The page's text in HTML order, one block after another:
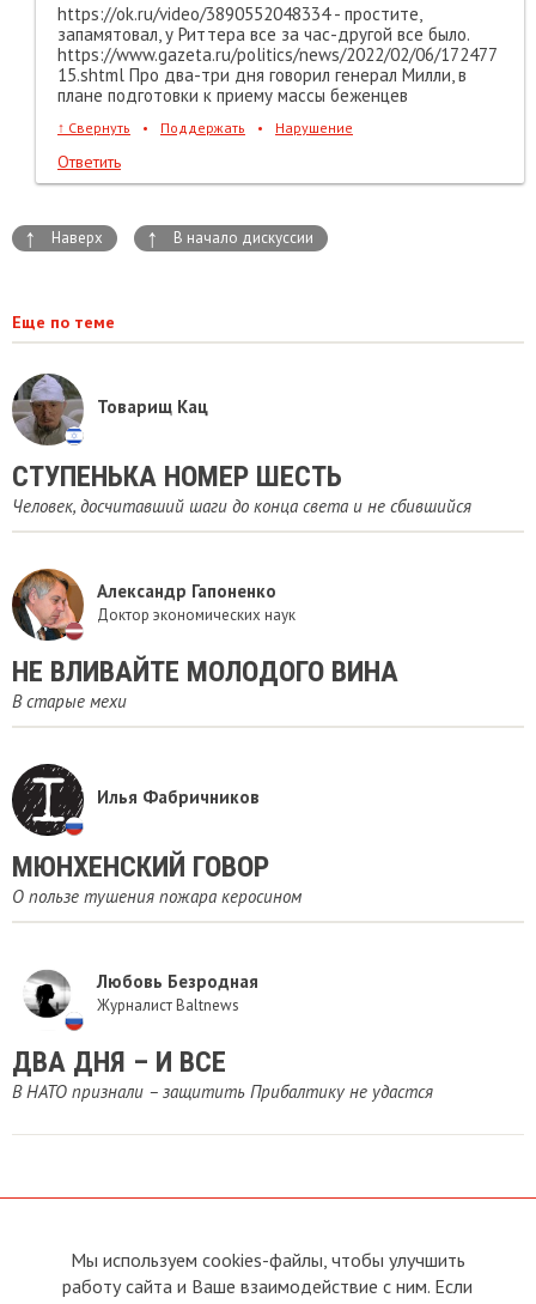
https://ok.ru/video/3890552048334 - простите,
запамятовал, у Риттера все за час-другой все было.
https://www.gazeta.ru/politics/news/2022/02/06/172477
15.shtml Про два-три дня говорил генерал Милли, в
плане подготовки к приему массы беженцев
↑ Свернуть • Поддержать • Нарушение
Ответить
↑ Наверх ↑ В начало дискуссии
Еще по теме
Товарищ Кац
СТУПЕНЬКА НОМЕР ШЕСТЬ
Человек, досчитавший шаги до конца света и не сбившийся
Александр Гапоненко
Доктор экономических наук
​НЕ ВЛИВАЙТЕ МОЛОДОГО ВИНА
В старые мехи
Илья Фабричников
​МЮНХЕНСКИЙ ГОВОР
О пользе тушения пожара керосином
Любовь Безродная
Журналист Baltnews
ДВА ДНЯ – И ВСЕ
В НАТО признали – защитить Прибалтику не удастся
О сайте
Прямая связь с
Председателем
Мы используем cookies-файлы, чтобы улучшить
работу сайта и Ваше взаимодействие с ним. Если